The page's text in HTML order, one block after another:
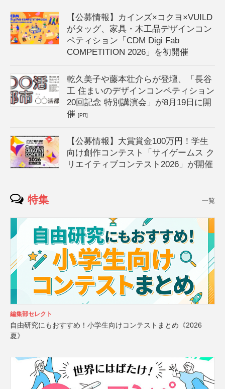
【公募情報】カインズ×コクヨ×VUILD
がタッグ、家具・木工品デザインコン
ペティション「CDM Digi Fab
COMPETITION 2026」を初開催
乾久美子や藤本壮介らが登壇、「長谷
工 住まいのデザインコンペティション
20回記念 特別講演会」が8月19日に開
催[PR]
【公募情報】大賞賞金100万円！学生
向け創作コンテスト「サイゲームス ク
リエイティブコンテスト2026」が開催
特集 一覧
編集部セレクト
自由研究にもおすすめ！小学生向けコンテストまとめ《2026
夏》